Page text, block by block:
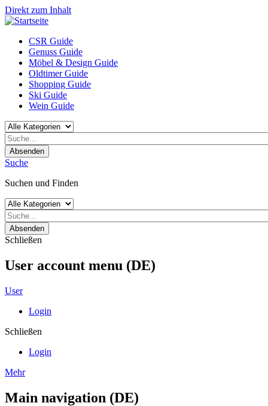
Direkt zum Inhalt
CSR Guide
Genuss Guide
Möbel & Design Guide
Oldtimer Guide
Shopping Guide
Ski Guide
Wein Guide
Absenden
Suche
Suchen und Finden
Absenden
Schließen
User account menu (DE)
User
Login
Schließen
Login
Mehr
Main navigation (DE)